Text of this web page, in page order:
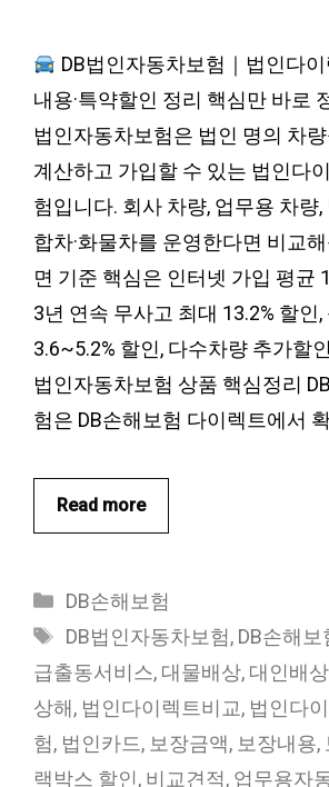
DB법인자동차보험｜법인다
내용·특약할인 정리 핵심만 바로
법인자동차보험은 법인 명의 차
계산하고 가입할 수 있는 법인다
험입니다. 회사 차량, 업무용 차량,
합차·화물차를 운영한다면 비교
면 기준 핵심은 인터넷 가입 평균
3년 연속 무사고 최대 13.2% 할인
3.6~5.2% 할인, 다수차량 추가할
법인자동차보험 상품 핵심정리
험은 DB손해보험 다이렉트에서
Read more
카
테
리
DB손해보험
태
그
DB법인자동차보험, DB손해보
급출동서비스, 대물배상, 대인배상
상해, 법인다이렉트비교, 법인다
험, 법인카드, 보장금액, 보장내용,
랙박스 할인, 비교견적, 업무용자